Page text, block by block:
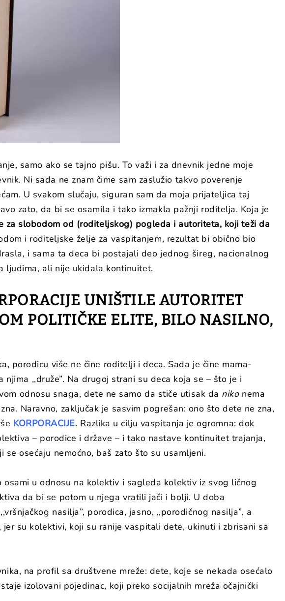
samo ako se tajno pišu. To važi i za dnevnik jedne moje
Ni sada ne znam čime sam zaslužio takvo poverenje
U svakom slučaju, siguran sam da moja prijateljica taj
zato, da bi se osamila i tako izmakla pažnji roditelja. Koja je
za slobodom od (roditeljskog) pogleda i autoriteta, koji teži da
i roditeljske želje za vaspitanjem, rezultat bi obično bio
i sama ta deca bi postajali deo jednog šireg, nacionalnog
ljudima, ali nije ukidala kontinuitet.
UNIŠTILE AUTORITET
POLITIČKE ELITE, BILO NASILNO,
porodicu više ne čine roditelji i deca. Sada je čine mama-
,,druže”. Na drugoj strani su deca koja se – što je i
odnosu snaga, dete ne samo da stiče utisak da nikonema
Naravno, zaključak je sasvim pogrešan: ono što dete ne zna,
KORPORACIJE. Razlika u cilju vaspitanja je ogromna: dok
– porodice i države – i tako nastave kontinuitet trajanja,
osećaju nemoćno, baš zato što su usamljeni.
u odnosu na kolektiv i sagleda kolektiv iz svog ličnog
da bi se potom u njega vratili jači i bolji. U doba
nasilja”, porodica, jasno, ,,porodičnog nasilja”, a
su kolektivi, koji su ranije vaspitali dete, ukinuti i zbrisani sa
na profil sa društvene mreže: dete, koje se nekada osećalo
izolovani pojedinac, koji preko socijalnih mreža očajnički